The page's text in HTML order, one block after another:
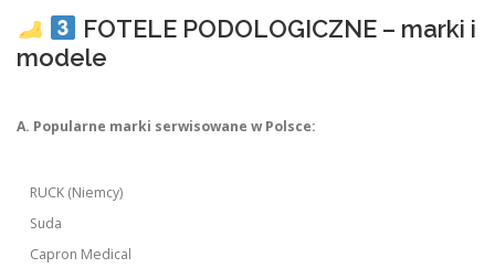
FOTELE PODOLOGICZNE – marki i
modele
A. Popularne marki serwisowane w Polsce:
RUCK (Niemcy)
Suda
Capron Medical